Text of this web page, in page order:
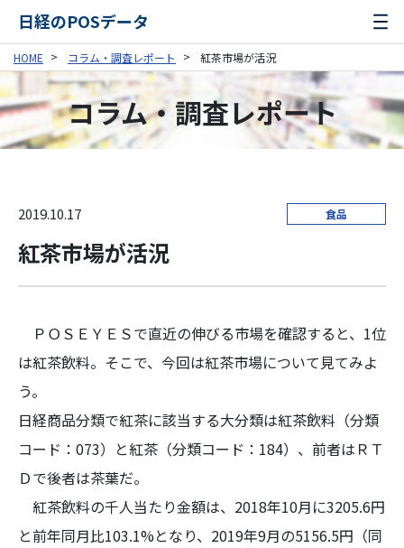
日経のPOSデータ
HOME コラム・調査レポート 紅茶市場が活況
コラム・調査レポート
2019.10.17 食品
紅茶市場が活況
ＰＯＳＥＹＥＳで直近の伸びる市場を確認すると、1位
は紅茶飲料。そこで、今回は紅茶市場について見てみよ
う。
日経商品分類で紅茶に該当する大分類は紅茶飲料（分類
コード：073）と紅茶（分類コード：184）、前者はＲＴ
Ｄで後者は茶葉だ。
紅茶飲料の千人当たり金額は、2018年10月に3205.6円
と前年同月比103.1%となり、2019年9月の5156.5円（同